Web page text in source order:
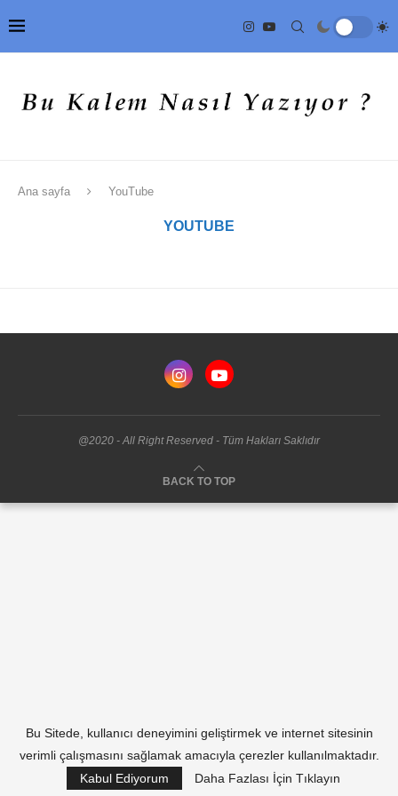
Ana sayfa YouTube
YOUTUBE
@2020 - All Right Reserved - Tüm Hakları Saklıdır
BACK TO TOP
Bu Sitede, kullanıcı deneyimini geliştirmek ve internet sitesinin
verimli çalışmasını sağlamak amacıyla çerezler kullanılmaktadır.
Kabul Ediyorum
Daha Fazlası İçin Tıklayın